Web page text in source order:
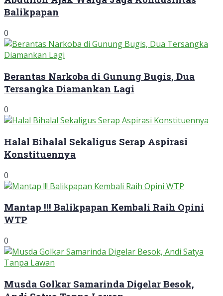
Balikpapan
0
Berantas Narkoba di Gunung Bugis, Dua
Tersangka Diamankan Lagi
0
Halal Bihalal Sekaligus Serap Aspirasi
Konstituennya
0
Mantap !!! Balikpapan Kembali Raih Opini
WTP
0
Musda Golkar Samarinda Digelar Besok,